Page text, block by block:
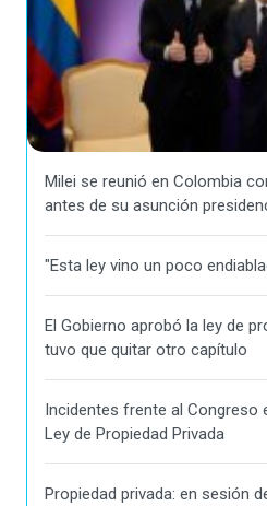
Milei se reunió en Colombia
antes de su asunción
"Esta ley vino un poco
El Gobierno aprobó la ley de
tuvo que quitar otro capítulo
Incidentes frente al Congreso
Ley de Propiedad Privada
Propiedad privada: en sesión